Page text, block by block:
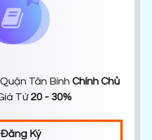
Tân Bình Chính Chủ
Từ 20 - 30%
Đăng Ký